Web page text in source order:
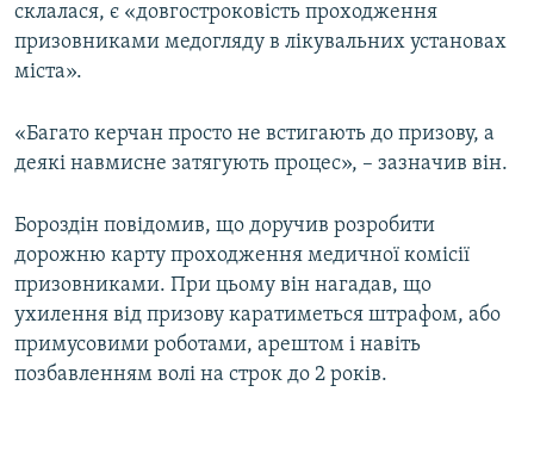
склалася, є «довгостроковість проходження
призовниками медогляду в лікувальних установах
міста».
«Багато керчан просто не встигають до призову, а
деякі навмисне затягують процес», – зазначив він.
Бороздін повідомив, що доручив розробити
дорожню карту проходження медичної комісії
призовниками. При цьому він нагадав, що
ухилення від призову каратиметься штрафом, або
примусовими роботами, арештом і навіть
позбавленням волі на строк до 2 років.